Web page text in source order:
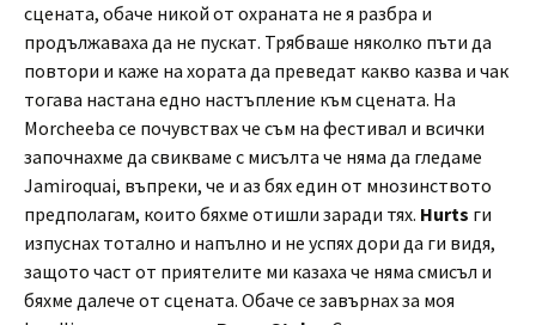
сцената, обаче никой от охраната не я разбра и
продължаваха да не пускат. Трябваше няколко пъти да
повтори и каже на хората да преведат какво казва и чак
тогава настана едно настъпление към сцената. На
Morcheeba се почувствах че съм на фестивал и всички
започнахме да свикваме с мисълта че няма да гледаме
Jamiroquai, въпреки, че и аз бях един от мнозинството
предполагам, които бяхме отишли заради тях. Hurts ги
изпуснах тотално и напълно и не успях дори да ги видя,
защото част от приятелите ми казаха че няма смисъл и
бяхме далече от сцената. Обаче се завърнах за моя